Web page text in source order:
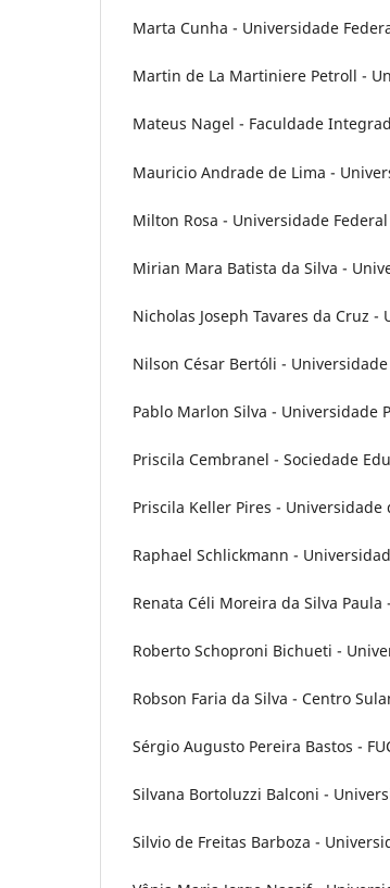
Marta Cunha - Universidade
Martin de La Martiniere Petroll -
Mateus Nagel - Faculdade
Mauricio Andrade de Lima -
Milton Rosa - Universidade
Mirian Mara Batista da Silva -
Nicholas Joseph Tavares da Cruz
Nilson César Bertóli -
Pablo Marlon Silva - Universidade
Priscila Cembranel - Sociedade
Priscila Keller Pires -
Raphael Schlickmann -
Renata Céli Moreira da Silva
Roberto Schoproni Bichueti -
Robson Faria da Silva - Centro
Sérgio Augusto Pereira Bastos -
Silvana Bortoluzzi Balconi -
Silvio de Freitas Barboza -